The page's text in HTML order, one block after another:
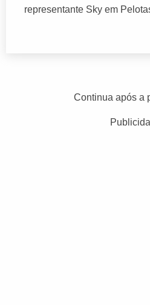
representante Sky em
Continua após a